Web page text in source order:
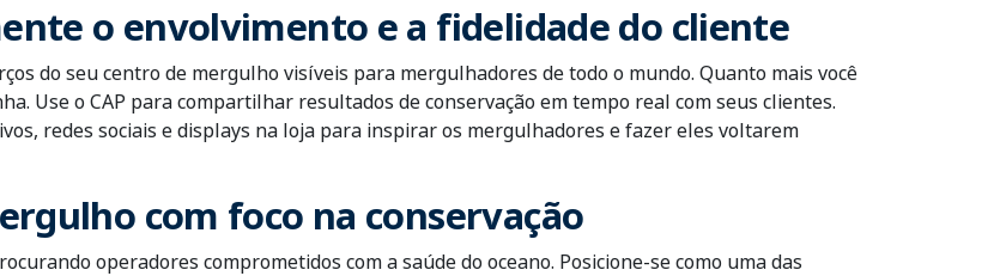
o envolvimento e a fidelidade do cliente
do seu centro de mergulho visíveis para mergulhadores de todo o mundo. Quanto mais você
Use o CAP para compartilhar resultados de conservação em tempo real com seus clientes.
redes sociais e displays na loja para inspirar os mergulhadores e fazer eles voltarem
com foco na conservação
operadores comprometidos com a saúde do oceano. Posicione-se como uma das